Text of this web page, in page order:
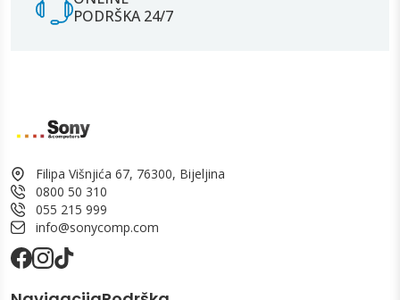
PODRŠKA 24/7
Filipa Višnjića 67, 76300, Bijeljina
0800 50 310
055 215 999
info@sonycomp.com